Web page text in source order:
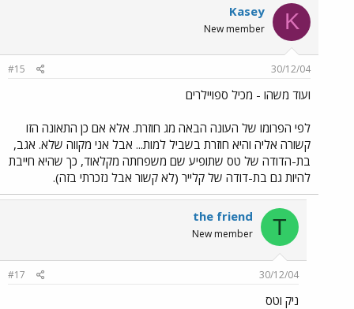
K
Kasey
New member
30/12/04
#15
ועוד משהו - מכיל ספויילרים
לפי הפרומו של העונה הבאה מג חוזרת. אלא אם כן התאונה הזו
קשורה אליה והיא חוזרת בשביל למות... אבל אני מקווה שלא. אגב,
בת-הדודה של טס שתופיע שם משפחתה מקלאוד, כך שהיא חייבת
להיות גם בת-דודה של קלייר (לא קשור אבל נזכרתי בזה).
T
the friend
New member
30/12/04
#17
ניק וטס